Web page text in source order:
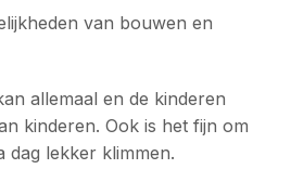
van bouwen en
allemaal en de kinderen
kinderen. Ook is het fijn om
dag lekker klimmen.